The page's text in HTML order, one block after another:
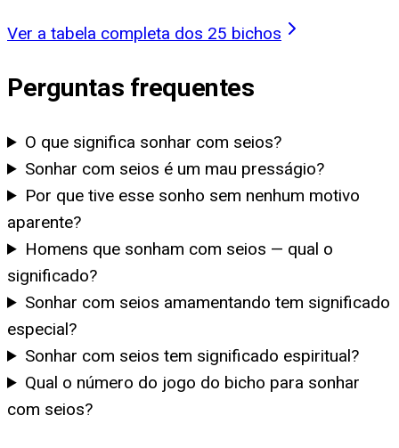
Ver a tabela completa dos 25 bichos
Perguntas frequentes
O que significa sonhar com seios?
Sonhar com seios é um mau presságio?
Por que tive esse sonho sem nenhum motivo
aparente?
Homens que sonham com seios — qual o
significado?
Sonhar com seios amamentando tem significado
especial?
Sonhar com seios tem significado espiritual?
Qual o número do jogo do bicho para sonhar
com seios?